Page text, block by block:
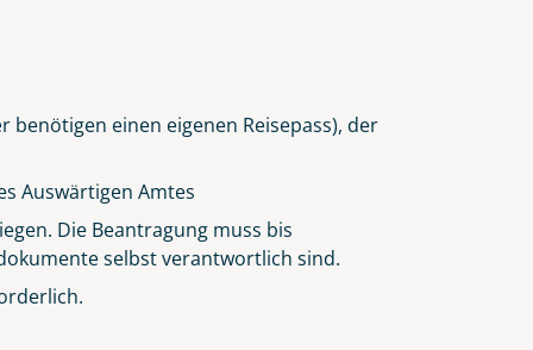
benötigen einen eigenen Reisepass), der
Auswärtigen Amtes
Die Beantragung muss bis
selbst verantwortlich sind.